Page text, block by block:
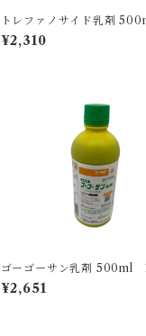
トレファノサイド乳剤
本
¥2,310
ゴーゴーサン乳剤 500ml
¥2,651